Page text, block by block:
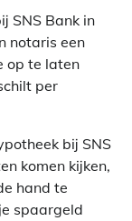
SNS Bank in
notaris een
op te laten
per
bij SNS
komen kijken,
hand te
spaargeld